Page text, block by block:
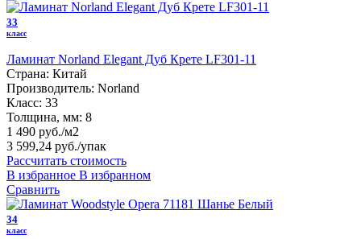
33
класс
Ламинат Norland Elegant Дуб Крете LF301-11
Страна: Китай
Производитель: Norland
Класс: 33
Толщина, мм: 8
1 490 руб./м2
3 599,24 руб./упак
Рассчитать стоимость
В избранное В избранном
Сравнить
34
класс